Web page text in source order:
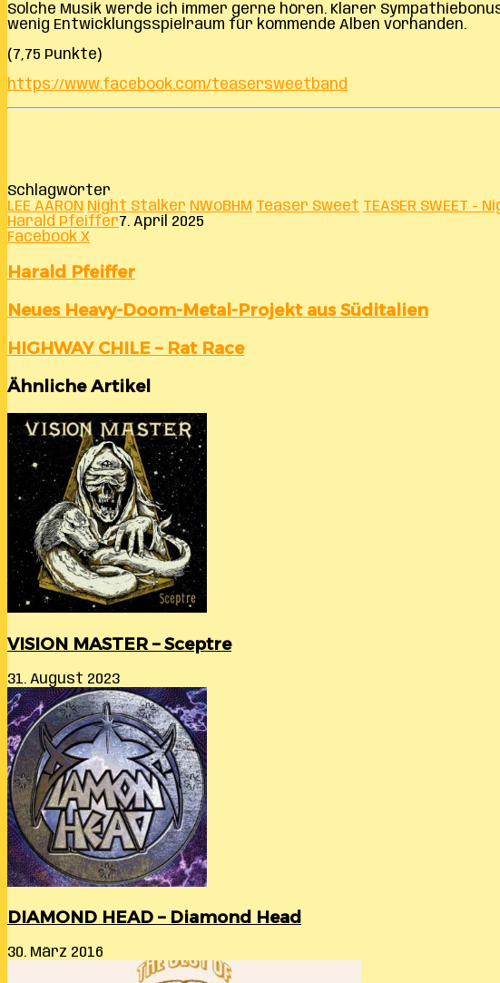
Solche Musik werde ich immer gerne hören. Klarer
wenig Entwicklungsspielraum für kommende Alben vorhanden.
(7,75 Punkte)
https://www.facebook.com/teasersweetband
Schlagwörter
LEE AARON Night Stalker NWoBHM Teaser Sweet TEASER SWEET -
Harald Pfeiffer7. April 2025
Facebook X
E-
Mail
Harald Pfeiffer
Neues
Heavy-
Metal-
aus
Neues Heavy-Doom-Metal-Projekt aus Süditalien
HIGHWAY
CHILE
–
Rat
HIGHWAY CHILE – Rat Race
Ähnliche Artikel
VISION MASTER – Sceptre
31. August 2023
DIAMOND HEAD – Diamond Head
30. März 2016